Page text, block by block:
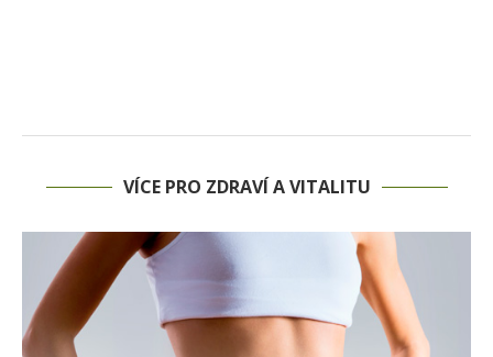
VÍCE PRO ZDRAVÍ A VITALITU